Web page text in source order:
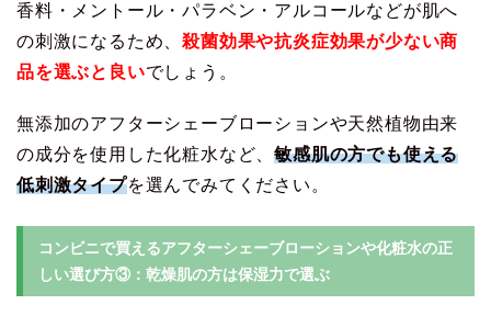
香料・メントール・パラベン・アルコールなどが肌へ
の刺激になるため、殺菌効果や抗炎症効果が少ない商
品を選ぶと良いでしょう。
無添加のアフターシェーブローションや天然植物由来
の成分を使用した化粧水など、敏感肌の方でも使える
低刺激タイプを選んでみてください。
コンビニで買えるアフターシェーブローションや化粧水の正
しい選び方③：乾燥肌の方は保湿力で選ぶ